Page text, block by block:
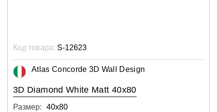
Код товара: S-12623
Atlas Concorde 3D Wall Design
3D Diamond White Matt 40x80
Размер:
40х80